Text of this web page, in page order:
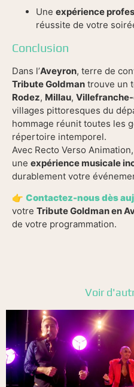
Une expérience
réussite de votre
Conclusion
Dans l’Aveyron, terre de
Tribute Goldman trouve un
Rodez, Millau,
villages pittoresques du
hommage réunit toutes les
répertoire intemporel.
Avec Recto Verso
une expérience musicale
durablement votre
👉 Contactez-nous dès
votre Tribute Goldman en
de votre programmation.
Voir